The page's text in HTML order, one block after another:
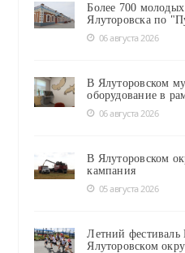
Более 700
Ялуторовска по
06 августа 2026
В Ялуторовском
оборудование в
06 августа 2026
В Ялуторовском
кампания
05 августа 2026
Летний
Ялуторовском